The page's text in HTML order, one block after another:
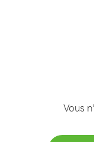
Vous